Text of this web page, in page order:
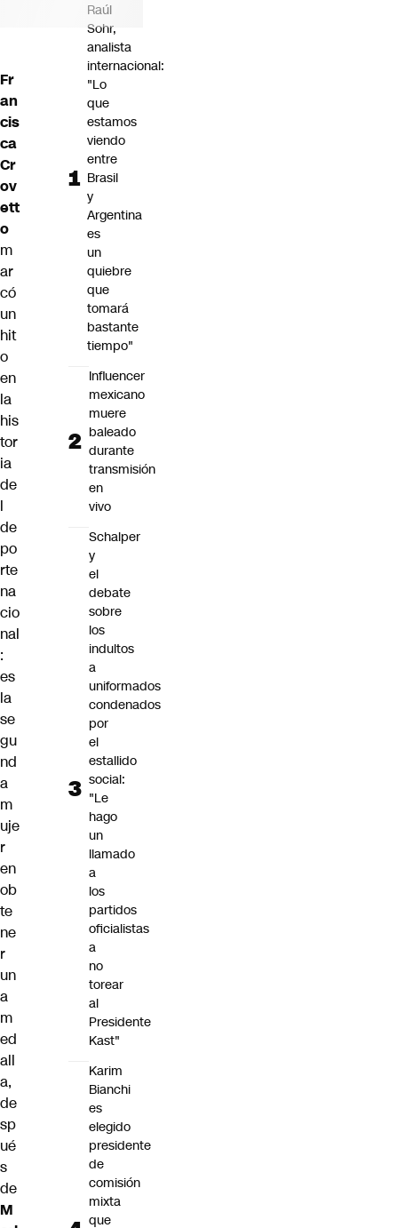
Fr
an
cis
ca
Cr
ov
ett
o
m
ar
có
un
hit
o
en
la
his
tor
ia
de
l
de
po
rte
na
cio
nal
:
es
la
se
gu
nd
a
m
uje
r
en
ob
te
ne
r
un
a
m
ed
all
a,
de
sp
ué
s
de
M
Raúl
Sohr,
analista
internacional:
"Lo
que
estamos
viendo
entre
Brasil
y
Argentina
es
un
quiebre
que
tomará
bastante
tiempo"
Influencer
mexicano
muere
baleado
durante
transmisión
en
vivo
Schalper
y
el
debate
sobre
los
indultos
a
uniformados
condenados
por
el
estallido
social:
"Le
hago
un
llamado
a
los
partidos
oficialistas
a
no
torear
al
Presidente
Kast"
Karim
Bianchi
es
elegido
presidente
de
comisión
mixta
que